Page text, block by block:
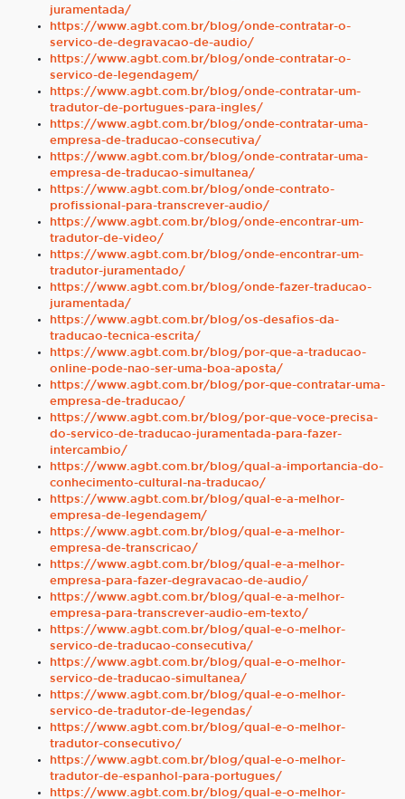
juramentada/
https://www.agbt.com.br/blog/onde-contratar-o-
servico-de-degravacao-de-audio/
https://www.agbt.com.br/blog/onde-contratar-o-
servico-de-legendagem/
https://www.agbt.com.br/blog/onde-contratar-um-
tradutor-de-portugues-para-ingles/
https://www.agbt.com.br/blog/onde-contratar-uma-
empresa-de-traducao-consecutiva/
https://www.agbt.com.br/blog/onde-contratar-uma-
empresa-de-traducao-simultanea/
https://www.agbt.com.br/blog/onde-contrato-
profissional-para-transcrever-audio/
https://www.agbt.com.br/blog/onde-encontrar-um-
tradutor-de-video/
https://www.agbt.com.br/blog/onde-encontrar-um-
tradutor-juramentado/
https://www.agbt.com.br/blog/onde-fazer-traducao-
juramentada/
https://www.agbt.com.br/blog/os-desafios-da-
traducao-tecnica-escrita/
https://www.agbt.com.br/blog/por-que-a-traducao-
online-pode-nao-ser-uma-boa-aposta/
https://www.agbt.com.br/blog/por-que-contratar-uma-
empresa-de-traducao/
https://www.agbt.com.br/blog/por-que-voce-precisa-
do-servico-de-traducao-juramentada-para-fazer-
intercambio/
https://www.agbt.com.br/blog/qual-a-importancia-do-
conhecimento-cultural-na-traducao/
https://www.agbt.com.br/blog/qual-e-a-melhor-
empresa-de-legendagem/
https://www.agbt.com.br/blog/qual-e-a-melhor-
empresa-de-transcricao/
https://www.agbt.com.br/blog/qual-e-a-melhor-
empresa-para-fazer-degravacao-de-audio/
https://www.agbt.com.br/blog/qual-e-a-melhor-
empresa-para-transcrever-audio-em-texto/
https://www.agbt.com.br/blog/qual-e-o-melhor-
servico-de-traducao-consecutiva/
https://www.agbt.com.br/blog/qual-e-o-melhor-
servico-de-traducao-simultanea/
https://www.agbt.com.br/blog/qual-e-o-melhor-
servico-de-tradutor-de-legendas/
https://www.agbt.com.br/blog/qual-e-o-melhor-
tradutor-consecutivo/
https://www.agbt.com.br/blog/qual-e-o-melhor-
tradutor-de-espanhol-para-portugues/
https://www.agbt.com.br/blog/qual-e-o-melhor-